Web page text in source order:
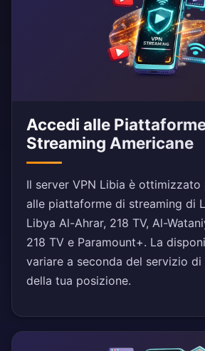
Accedi alle
Streaming Americane
Il server VPN Libia è ottimizzato
alle piattaforme di streaming di
Libya Al-Ahrar, 218 TV, Al-
218 TV e Paramount+. La
variare a seconda del servizio di
della tua posizione.